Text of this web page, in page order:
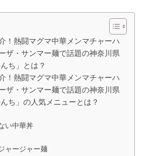
！熱闘マグマ中華メンマチャーハ
ザ・サンマー麺で話題の神奈川県
ち」とは？
！熱闘マグマ中華メンマチャーハ
ザ・サンマー麺で話題の神奈川県
ち」の人気メニューとは？
い中華丼
ャージャー麺